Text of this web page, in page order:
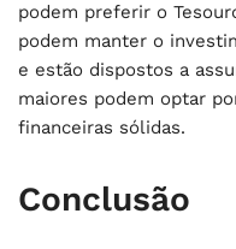
podem preferir o
podem manter o
e estão dispostos a
maiores podem optar
financeiras sólidas.
Conclusão